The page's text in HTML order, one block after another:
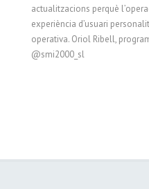
actualitzacions perquè
experiència d’usuari
operativa. Oriol Ribell,
@smi2000_sl